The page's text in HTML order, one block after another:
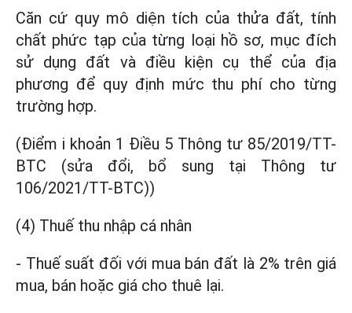
Căn cứ quy mô diện tích của thửa đất, tính
chất phức tạp của từng loại hồ sơ, mục đích
sử dụng đất và điều kiện cụ thể của địa
phương để quy định mức thu phí cho từng
trường hợp.
(Điểm i khoản 1 Điều 5 Thông tư 85/2019/TT-
BTC (sửa đổi, bổ sung tại Thông tư
106/2021/TT-BTC))
(4) Thuế thu nhập cá nhân
- Thuế suất đối với mua bán đất là 2% trên giá
mua, bán hoặc giá cho thuê lại.